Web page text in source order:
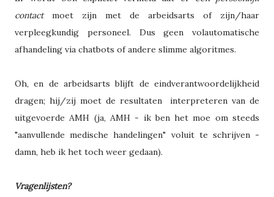
contactmoet zijn met de arbeidsarts of zijn/haar
verpleegkundig personeel. Dus geen volautomatische
afhandeling via chatbots of andere slimme algoritmes.
Oh, en de arbeidsarts blijft de eindverantwoordelijkheid
dragen; hij/zij moet de resultaten interpreteren van de
uitgevoerde AMH (ja, AMH - ik ben het moe om steeds
"aanvullende medische handelingen" voluit te schrijven -
damn, heb ik het toch weer gedaan).
Vragenlijsten?